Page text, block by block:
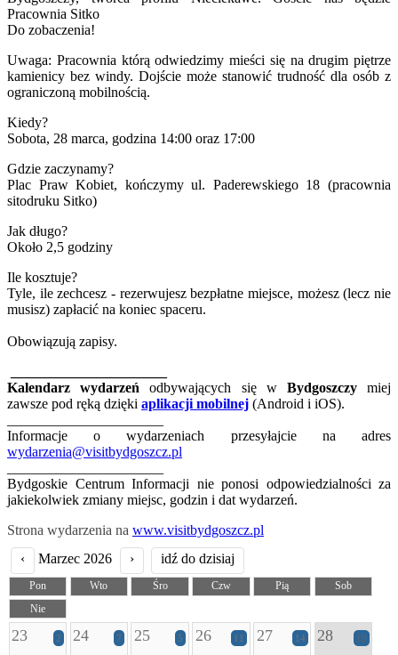
Pracownia Sitko
Do zobaczenia!
Uwaga: Pracownia którą odwiedzimy mieści się na drugim piętrze
kamienicy bez windy. Dojście może stanowić trudność dla osób z
ograniczoną mobilnością.
Kiedy?
Sobota, 28 marca, godzina 14:00 oraz 17:00
Gdzie zaczynamy?
Plac Praw Kobiet, kończymy ul. Paderewskiego 18 (pracownia
sitodruku Sitko)
Jak długo?
Około 2,5 godziny
Ile kosztuje?
Tyle, ile zechcesz - rezerwujesz bezpłatne miejsce, możesz (lecz nie
musisz) zapłacić na koniec spaceru.
Obowiązują zapisy.
Kalendarz wydarzeń odbywających się w Bydgoszczymiej
zawsze pod ręką dzięki aplikacji mobilnej (Android i iOS).
Informacje o wydarzeniach przesyłajcie na adres
wydarzenia@visitbydgoszcz.pl
Bydgoskie Centrum Informacji nie ponosi odpowiedzialności za
jakiekolwiek zmiany miejsc, godzin i dat wydarzeń.
Strona wydarzenia na www.visitbydgoszcz.pl
‹
Marzec 2026 › idź do dzisiaj
Pon Wto Śro Czw Pią
Sob
Nie
23 2 24 7 25 5 26 11 27 14 28 19